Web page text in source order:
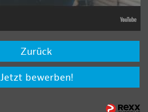
Zurück
Jetzt bewerben!